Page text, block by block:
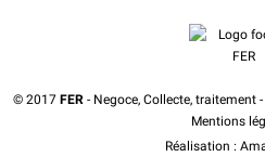
© 2017 FER - Negoce, Collecte, traitement
Mentions
Réalisation :